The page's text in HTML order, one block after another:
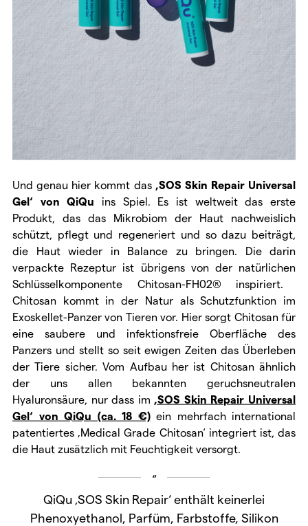
Und genau hier kommt das ‚SOS Skin Repair Universal
Gel‘ von QiQu ins Spiel. Es ist weltweit das erste
Produkt, das das Mikrobiom der Haut nachweislich
schützt, pflegt und regeneriert und so dazu beiträgt,
die Haut wieder in Balance zu bringen. Die darin
verpackte Rezeptur ist übrigens von der natürlichen
Schlüsselkomponente Chitosan-FH02® inspiriert.
Chitosan kommt in der Natur als Schutzfunktion im
Exoskellet-Panzer von Tieren vor. Hier sorgt Chitosan für
eine saubere und infektionsfreie Oberfläche des
Panzers und stellt so seit ewigen Zeiten das Überleben
der Tiere sicher. Vom Aufbau her ist Chitosan ähnlich
der uns allen bekannten geruchsneutralen
Hyaluronsäure, nur dass im ‚SOS Skin Repair Universal
Gel‘ von QiQu (ca. 18 €)ein mehrfach international
patentiertes ‚Medical Grade Chitosan‘ integriert ist, das
die Haut zusätzlich mit Feuchtigkeit versorgt.
QiQu ‚SOS Skin Repair‘ enthält keinerlei
Phenoxyethanol, Parfüm, Farbstoffe, Silikon